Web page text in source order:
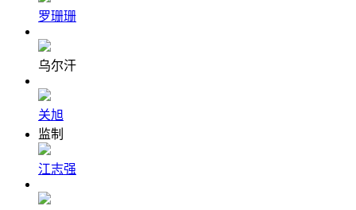
罗珊珊
乌尔汗
关旭
监制
江志强